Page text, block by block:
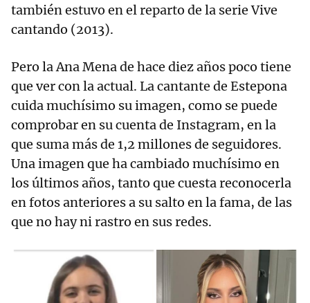
también estuvo en el reparto de la serie Vive
cantando (2013).
Pero la Ana Mena de hace diez años poco tiene
que ver con la actual. La cantante de Estepona
cuida muchísimo su imagen, como se puede
comprobar en su cuenta de Instagram, en la
que suma más de 1,2 millones de seguidores.
Una imagen que ha cambiado muchísimo en
los últimos años, tanto que cuesta reconocerla
en fotos anteriores a su salto en la fama, de las
que no hay ni rastro en sus redes.